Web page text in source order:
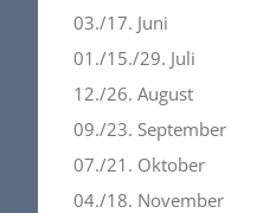
03./17. Juni
01./15./29. Juli
12./26. August
09./23. September
07./21. Oktober
04./18. November